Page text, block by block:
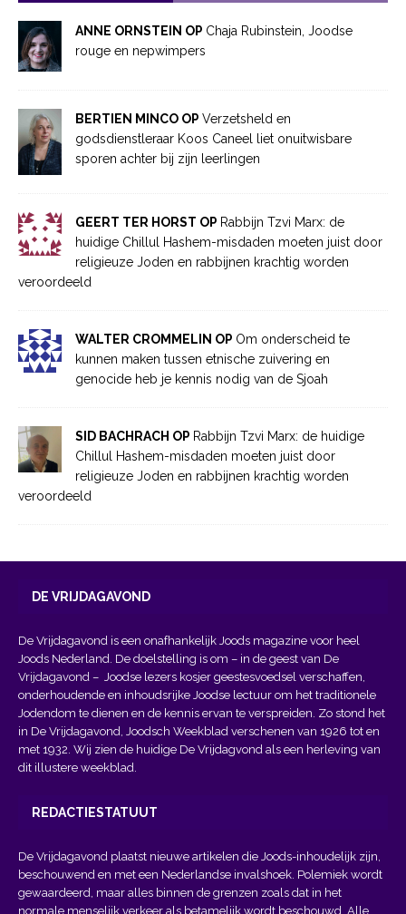
ANNE ORNSTEIN OP Chaja Rubinstein, Joodse
rouge en nepwimpers
BERTIEN MINCO OP Verzetsheld en
godsdienstleraar Koos Caneel liet onuitwisbare
sporen achter bij zijn leerlingen
GEERT TER HORST OP Rabbijn Tzvi Marx: de
huidige Chillul Hashem-misdaden moeten juist door
religieuze Joden en rabbijnen krachtig worden
veroordeeld
WALTER CROMMELIN OP Om onderscheid te
kunnen maken tussen etnische zuivering en
genocide heb je kennis nodig van de Sjoah
SID BACHRACH OP Rabbijn Tzvi Marx: de huidige
Chillul Hashem-misdaden moeten juist door
religieuze Joden en rabbijnen krachtig worden
veroordeeld
DE VRIJDAGAVOND
De Vrijdagavond is een onafhankelijk Joods magazine voor heel
Joods Nederland. De doelstelling is om – in de geest van De
Vrijdagavond – Joodse lezers kosjer geestesvoedsel verschaffen,
onderhoudende en inhoudsrijke Joodse lectuur om het traditionele
Jodendom te dienen en de kennis ervan te verspreiden. Zo stond het
in De Vrijdagavond, Joodsch Weekblad verschenen van 1926 tot en
met 1932. Wij zien de huidige De Vrijdagvond als een herleving van
dit illustere weekblad.
REDACTIESTATUUT
De Vrijdagavond plaatst nieuwe artikelen die Joods-inhoudelijk zijn,
beschouwend en met een Nederlandse invalshoek. Polemiek wordt
gewaardeerd, maar alles binnen de grenzen zoals dat in het
normale menselijk verkeer als betamelijk wordt beschouwd. Alle